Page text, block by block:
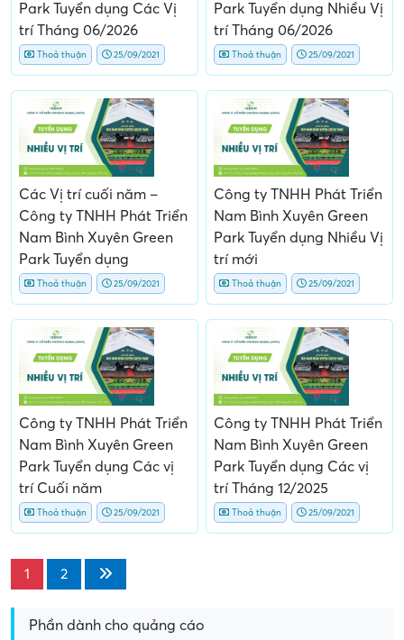
Park Tuyển dụng Các Vị
trí Tháng 06/2026
Thoả thuận 25/09/2021
Park Tuyển dụng Nhiều Vị
trí Tháng 06/2026
Thoả thuận 25/09/2021
Các Vị trí cuối năm –
Công ty TNHH Phát Triển
Nam Bình Xuyên Green
Park Tuyển dụng
Thoả thuận 25/09/2021
Công ty TNHH Phát Triển
Nam Bình Xuyên Green
Park Tuyển dụng Nhiều Vị
trí mới
Thoả thuận 25/09/2021
Công ty TNHH Phát Triển
Nam Bình Xuyên Green
Park Tuyển dụng Các vị
trí Cuối năm
Thoả thuận 25/09/2021
Công ty TNHH Phát Triển
Nam Bình Xuyên Green
Park Tuyển dụng Các vị
trí Tháng 12/2025
Thoả thuận 25/09/2021
1 2
Phần dành cho quảng cáo